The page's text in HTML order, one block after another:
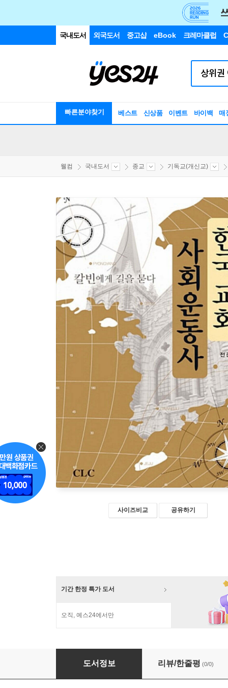
국내도서 외국도서 중고샵 eBook 크레마클럽
빠른분야찾기 베스트 신상품 이벤트 바이백 매
웰컴 국내도서 종교 기독교(개신교)
사이즈비교 공유하기
기간 한정 특가 도서
오직, 예스24에서만
한국 교회 사회운동사
도서정보 리뷰/한줄평 (0/0)